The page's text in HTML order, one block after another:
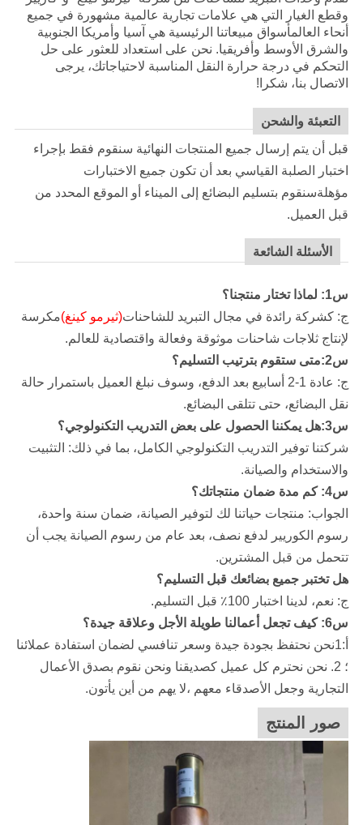
وقطع الغيار التي هي علامات تجارية عالمية مشهورة في جميع
أنحاء العالمأسواق مبيعاتنا الرئيسية هي آسيا وأمريكا الجنوبية
والشرق الأوسط وأفريقيا. نحن على استعداد للعثور على حل
التحكم في درجة حرارة النقل المناسبة لاحتياجاتك، يرجى
الاتصال بنا، شكرا!
التعبئة والشحن
قبل أن يتم إرسال جميع المنتجات النهائية سنقوم فقط بإجراء
اختبار الصلبة القياسي بعد أن تكون جميع الاختبارات
مؤهلةسنقوم بتسليم البضائع إلى الميناء أو الموقع المحدد من
قبل العميل.
الأسئلة الشائعة
س1: لماذا تختار منتجنا؟
ج: كشركة رائدة في مجال التبريد للشاحنات(ثيرمو كينغ)مكرسة
لإنتاج ثلاجات شاحنات موثوقة وفعالة واقتصادية للعالم.
س2:متى ستقوم بترتيب التسليم؟
ج: عادة 1-2 أسابيع بعد الدفع، وسوف نبلغ العميل باستمرار حالة
نقل البضائع، حتى تتلقى البضائع.
س3:هل يمكننا الحصول على بعض التدريب التكنولوجي؟
شركتنا توفير التدريب التكنولوجي الكامل، بما في ذلك: التثبيت
والاستخدام والصيانة.
س4: كم مدة ضمان منتجاتك؟
الجواب: منتجات حياتنا لك لتوفير الصيانة، ضمان سنة واحدة،
رسوم الكوريير لدفع نصف، بعد عام من رسوم الصيانة يجب أن
تتحمل من قبل المشترين.
هل تختبر جميع بضائعك قبل التسليم؟
ج: نعم، لدينا اختبار 100٪ قبل التسليم.
س6: كيف تجعل أعمالنا طويلة الأجل وعلاقة جيدة؟
أ:1نحن نحتفظ بجودة جيدة وسعر تنافسي لضمان استفادة عملائنا
؛ 2. نحن نحترم كل عميل كصديقنا ونحن نقوم بصدق الأعمال
التجارية وجعل الأصدقاء معهم ،لا يهم من أين يأتون.
صور المنتج